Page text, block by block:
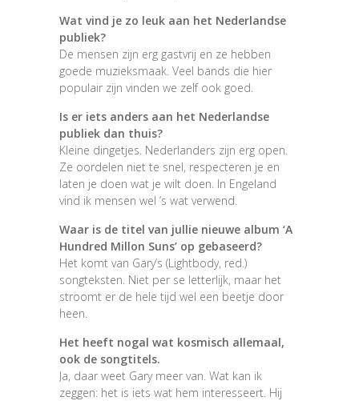
Wat vind je zo leuk aan het Nederlandse
publiek?
De mensen zijn erg gastvrij en ze hebben
goede muzieksmaak. Veel bands die hier
populair zijn vinden we zelf ook goed.
Is er iets anders aan het Nederlandse
publiek dan thuis?
Kleine dingetjes. Nederlanders zijn erg open.
Ze oordelen niet te snel, respecteren je en
laten je doen wat je wilt doen. In Engeland
vind ik mensen wel ’s wat verwend.
Waar is de titel van jullie nieuwe album ‘A
Hundred Millon Suns’ op gebaseerd?
Het komt van Gary’s (Lightbody, red.)
songteksten. Niet per se letterlijk, maar het
stroomt er de hele tijd wel een beetje door
heen.
Het heeft nogal wat kosmisch allemaal,
ook de songtitels.
Ja, daar weet Gary meer van. Wat kan ik
zeggen: het is iets wat hem interesseert. Hij